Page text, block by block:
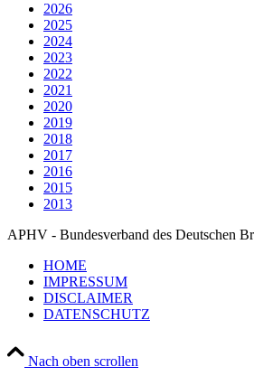
2026
2025
2024
2023
2022
2021
2020
2019
2018
2017
2016
2015
2013
APHV - Bundesverband des Deutschen
HOME
IMPRESSUM
DISCLAIMER
DATENSCHUTZ
Nach oben scrollen